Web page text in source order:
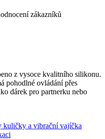
zákazníků
z vysoce kvalitního silikonu.
pohodlné ovládání přes
dárek pro partnerku nebo
kuličky a vibrační vajíčka